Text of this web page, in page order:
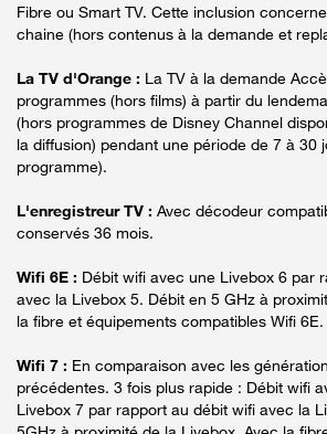
Fibre ou Smart TV. Cette inclusion
chaine (hors contenus à la demande et
La TV d'Orange : La TV à la demande
programmes (hors films) à partir du
(hors programmes de Disney Channel
la diffusion) pendant une période de 7 à 30
programme).
L'enregistreur TV : Avec décodeur
conservés 36 mois.
Wifi 6E : Débit wifi avec une Livebox 6 par
avec la Livebox 5. Débit en 5 GHz à
la fibre et équipements compatibles Wifi
Wifi 7 : En comparaison avec les
précédentes. 3 fois plus rapide : Débit wifi
Livebox 7 par rapport au débit wifi avec la